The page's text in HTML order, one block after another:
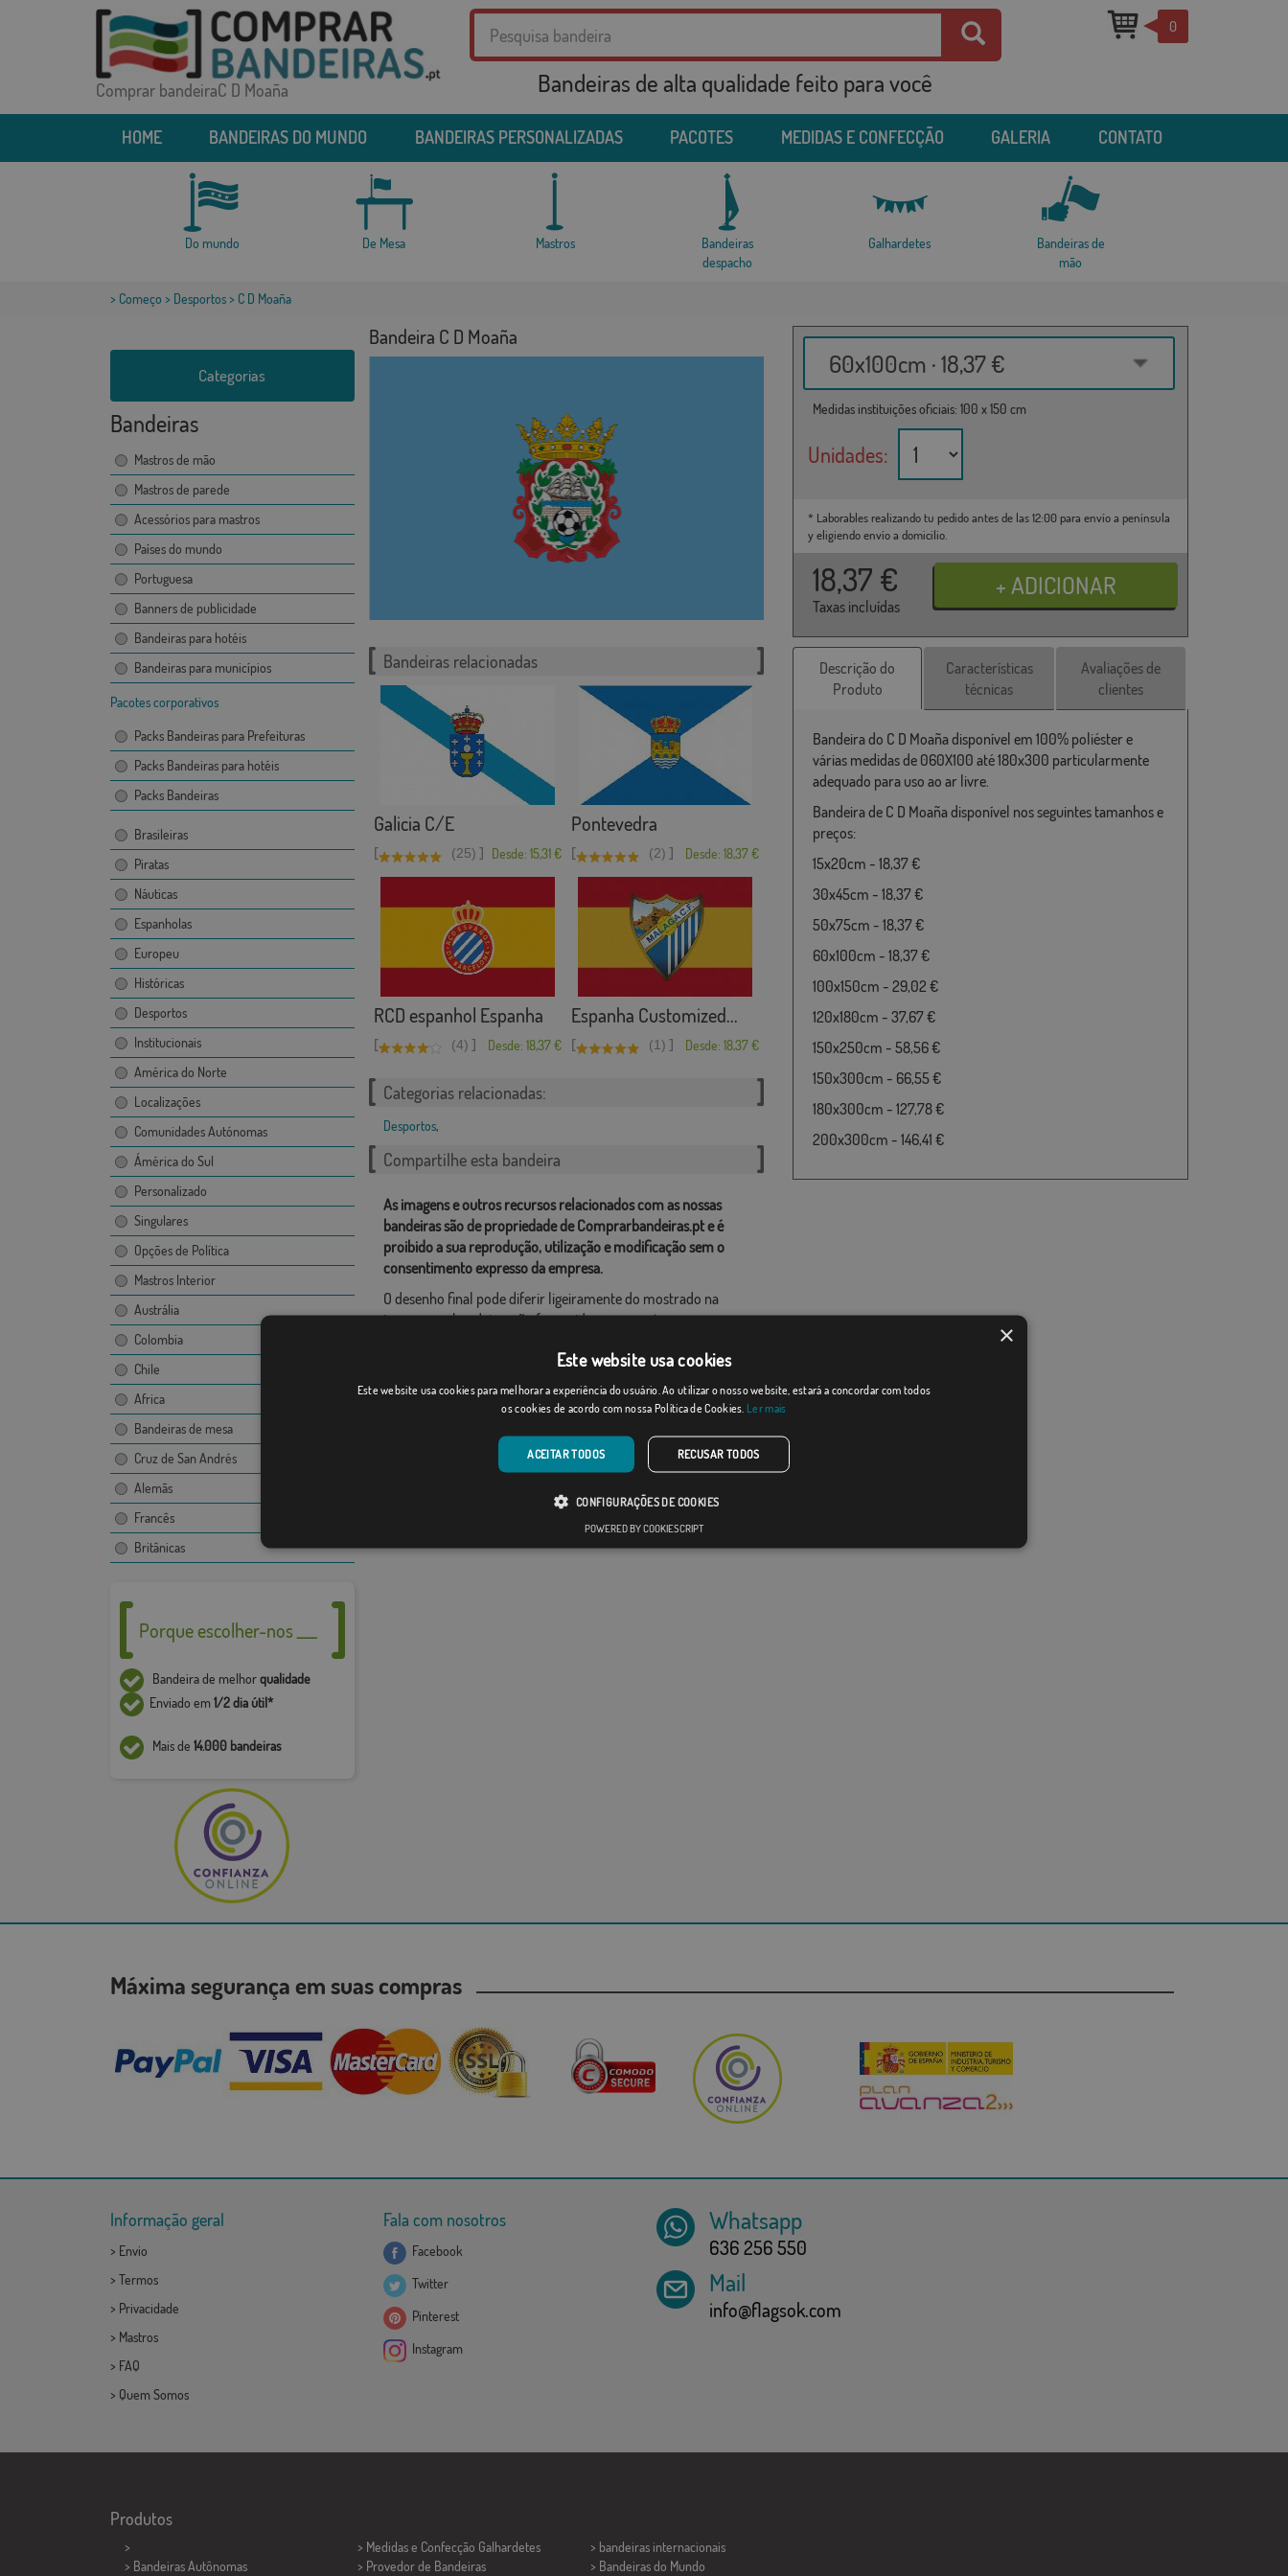
Comprar bandeiraC D Moaña Bandeiras de alta qualidade feito para você
0
HOME BANDEIRAS DO MUNDO BANDEIRAS PERSONALIZADAS PACOTES MEDIDAS E CONFECÇÃO GALERIA CONTATO
Do mundo De Mesa Mastros
Bandeiras
despacho
Galhardetes
Bandeiras de
mão
> Começo > Desportos> C D Moaña
Categorias
Bandeiras
Mastros de mão
Mastros de parede
Acessórios para mastros
Países do mundo
Portuguesa
Banners de publicidade
Bandeiras para hotéis
Bandeiras para municípios
Pacotes corporativos
Packs Bandeiras para Prefeituras
Packs Bandeiras para hotéis
Packs Bandeiras
Brasileiras
Piratas
Náuticas
Espanholas
Europeu
Históricas
Desportos
Institucionais
América do Norte
Localizações
Comunidades Autónomas
Ámérica do Sul
Personalizado
Singulares
Opções de Política
Mastros Interior
Austrália
Colombia
Chile
Africa
Bandeiras de mesa
Cruz de San Andrés
Alemãs
Francês
Britânicas
Porque escolher-nos ___
Bandeira de melhorqualidade
Enviado em1/2 dia útil*
Mais de 14.000 bandeiras
Bandeira C D Moaña
60x100cm · 18,37 €
Medidas instituições oficiais: 100 x 150 cm
Unidades:
* Laborables realizando tu pedido antes de las 12:00 para envío a península
y eligiendo envío a domicilio.
18,37 €
Taxas incluídas
Bandeiras relacionadas
Galicia C/E
[ (25) ] Desde: 15,31 €
Pontevedra
[ (2) ] Desde: 18,37 €
RCD espanhol Espanha
[ (4) ] Desde: 18,37 €
Espanha Customized...
[ (1) ] Desde: 18,37 €
Categorias relacionadas:
Desportos,
Compartilhe esta bandeira
As imagens e outros recursos relacionados com as nossas
bandeiras são de propriedade de Comprarbandeiras.pt e é
proibido a sua reprodução, utilização e modificação sem o
consentimento expresso da empresa.
O desenho final pode diferir ligeiramente do mostrado na
imagem, as bandeiras são fornecidas sem mastro.
+ / - 5% nas dimensões finais e tons de cores.
Descrição do
Produto
Características
técnicas
Avaliações de
clientes
Bandeira do C D Moaña disponível em 100% poliéster e
várias medidas de 060X100 até 180x300 particularmente
adequado para uso ao ar livre.
Bandeira de C D Moaña disponível nos seguintes tamanhos e
preços:
15x20cm - 18,37 €
30x45cm - 18,37 €
50x75cm - 18,37 €
60x100cm - 18,37 €
100x150cm - 29,02 €
120x180cm - 37,67 €
150x250cm - 58,56 €
150x300cm - 66,55 €
180x300cm - 127,78 €
200x300cm - 146,41 €
Máxima segurança em suas compras
Informação geral
> Envio
> Termos
> Privacidade
> Mastros
> FAQ
> Quem Somos
Fala com nosotros
Facebook
Twitter
Pinterest
Instagram
Whatsapp
636 256 550
Mail
info@flagsok.com
Produtos
>
> Bandeiras Autônomas
> Medidas e Confecção Galhardetes
> Provedor de Bandeiras
> bandeiras internacionais
> Bandeiras do Mundo
×
Este website usa cookies
Este website usa cookies para melhorar a experiência do usuário. Ao utilizar o nosso website, estará a concordar com todos
os cookies de acordo com nossa Política de Cookies. Ler mais
ACEITAR TODOS RECUSAR TODOS
CONFIGURAÇÕES DE COOKIES
POWERED BY COOKIESCRIPT